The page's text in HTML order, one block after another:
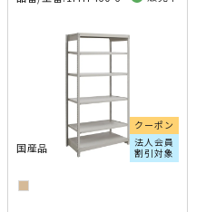
クーポン
法人会員
割引対象
国産品